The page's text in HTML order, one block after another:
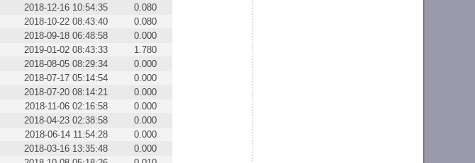
2018-12-16 10:54:35
0.080
2018-10-22 08:43:40
0.080
2018-09-18 06:48:58
0.000
2019-01-02 08:43:33
1.780
2018-08-05 08:29:34
0.000
2018-07-17 05:14:54
0.000
2018-07-20 08:14:21
0.000
2018-11-06 02:16:58
0.000
2018-04-23 02:38:58
0.000
2018-06-14 11:54:28
0.000
2018-03-16 13:35:48
0.000